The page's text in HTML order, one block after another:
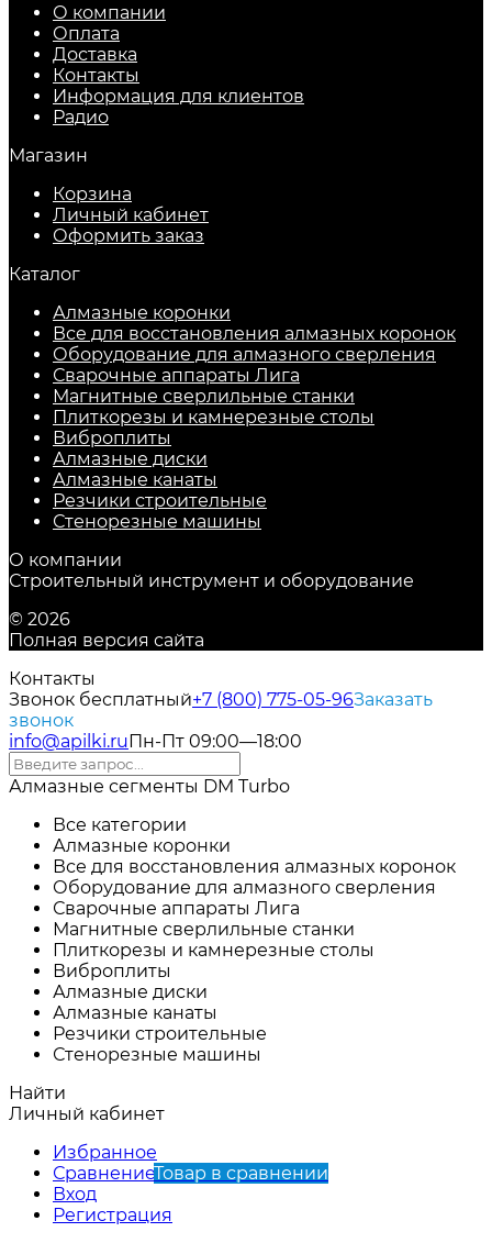
О компании
Оплата
Доставка
Контакты
Информация для клиентов
Радио
Магазин
Корзина
Личный кабинет
Оформить заказ
Каталог
Алмазные коронки
Все для восстановления алмазных коронок
Оборудование для алмазного сверления
Сварочные аппараты Лига
Магнитные сверлильные станки
Плиткорезы и камнерезные столы
Виброплиты
Алмазные диски
Алмазные канаты
Резчики строительные
Стенорезные машины
О компании
Строительный инструмент и оборудование
© 2026
Полная версия сайта
Контакты
Звонок бесплатный+7 (800) 775-05-96Заказать
звонок
info@apilki.ruПн-Пт 09:00—18:00
Алмазные сегменты DM Turbo
Все категории
Алмазные коронки
Все для восстановления алмазных коронок
Оборудование для алмазного сверления
Сварочные аппараты Лига
Магнитные сверлильные станки
Плиткорезы и камнерезные столы
Виброплиты
Алмазные диски
Алмазные канаты
Резчики строительные
Стенорезные машины
Найти
Личный кабинет
Избранное
СравнениеТовар в сравнении
Вход
Регистрация